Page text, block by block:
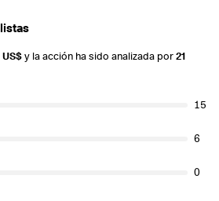
US$y la acción ha sido analizada por21
15
6
0